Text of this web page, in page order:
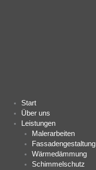
Start
Über uns
Leistungen
Malerarbeiten
Fassadengestaltung
Wärmedämmung
Schimmelschutz